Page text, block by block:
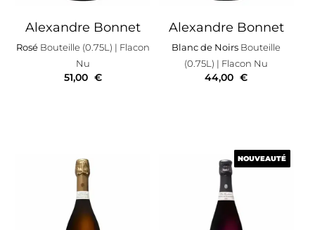
Alexandre Bonnet
RoséBouteille (0.75L) | Flacon
Nu
51,00 €
Alexandre Bonnet
Blanc de Noirs Bouteille
(0.75L) | Flacon Nu
44,00 €
NOUVEAUTÉ
NOUVEAUTÉ